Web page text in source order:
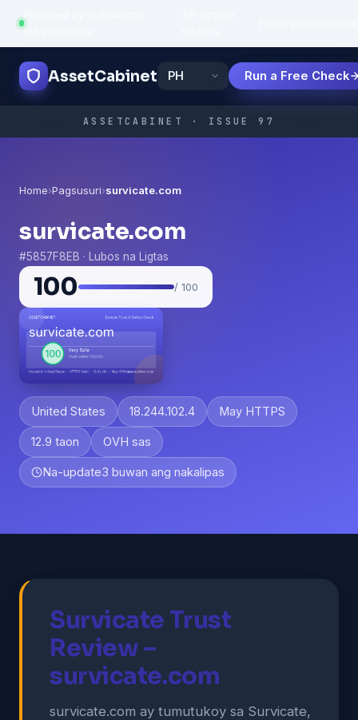
infrastructure
AssetCabinet Run a Free Check
ASSETCABINET · ISSUE 97
Home›Pagsusuri›survicate.com
survicate.com
#5857F8EB · Lubos na Ligtas
100 / 100
United States 18.244.102.4 May HTTPS
12.9 taon OVH sas
Na-update3 buwan ang nakalipas
Survicate Trust
Review –
survicate.com
survicate.com ay tumutukoy sa Survicate,